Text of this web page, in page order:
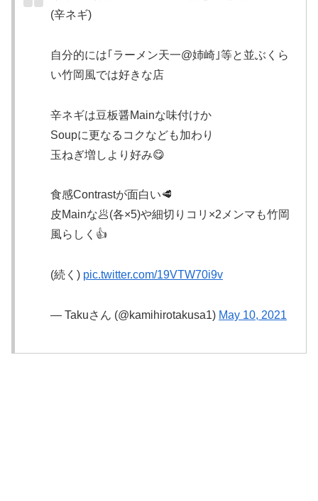
(辛ネギ)
自分的には｢ラーメン天一@姉崎｣等と並ぶくら
い竹岡風では好きな店
辛ネギは豆板醤Mainな味付けか
Soupに更なるコクなども加わり
玉ねぎ増しより好み😋
食感Contrastが面白い🥩
皮Mainな🥟(各×5)や細切りコリ×2メンマも竹岡
風らしく👍
(続く) pic.twitter.com/19VTW70i9v
— Takuさん (@kamihirotakusa1) May 10, 2021